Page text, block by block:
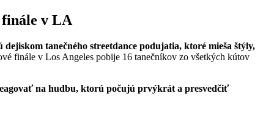
finále v LA
dejiskom tanečného streetdance podujatia, ktoré mieša štýly,
finále v Los Angeles pobije 16 tanečníkov zo všetkých kútov
na hudbu, ktorú počujú prvýkrát a presvedčiť